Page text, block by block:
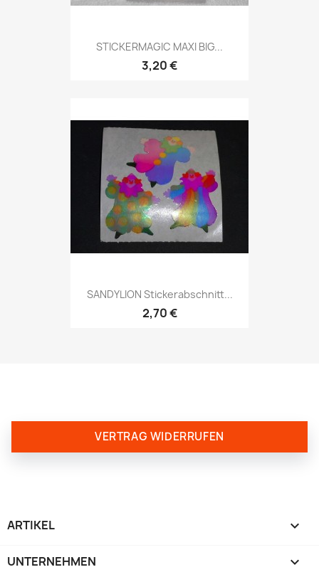
STICKERMAGIC MAXI BIG...
3,20 €
SANDYLION Stickerabschnitt...
2,70 €
VERTRAG WIDERRUFEN
ARTIKEL 
UNTERNEHMEN 